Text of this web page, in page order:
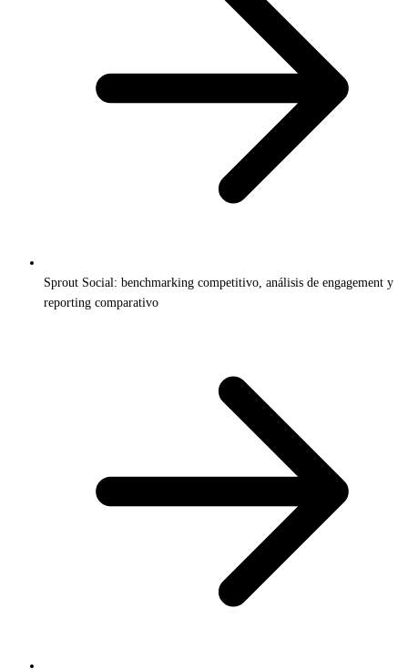
Sprout Social: benchmarking competitivo, análisis de engagement y
reporting comparativo